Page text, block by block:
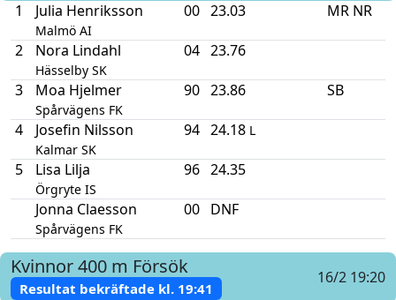
1
Julia Henriksson
Malmö AI
00 23.03 MR NR
2 Nora Lindahl
Hässelby SK
04 23.76
3 Moa Hjelmer
Spårvägens FK
90 23.86 SB
4 Josefin Nilsson
Kalmar SK
94 24.18 L
5 Lisa Lilja
Örgryte IS
96 24.35
Jonna Claesson
Spårvägens FK
00 DNF
Kvinnor400 m Försök
Resultat bekräftade kl.19:41
16/2 19:20